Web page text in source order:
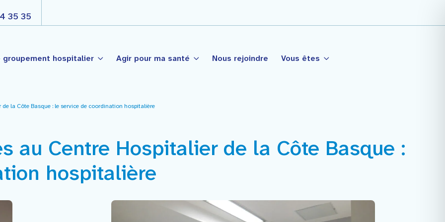
35 35
groupement hospitalier
Palais
de Garazi
Nos engagements
Projet médico soignant partagé
Agir pour ma santé Nous rejoindre Vous êtes
la Côte Basque : le service de coordination hospitalière
au Centre Hospitalier de la Côte Basque :
hospitalière